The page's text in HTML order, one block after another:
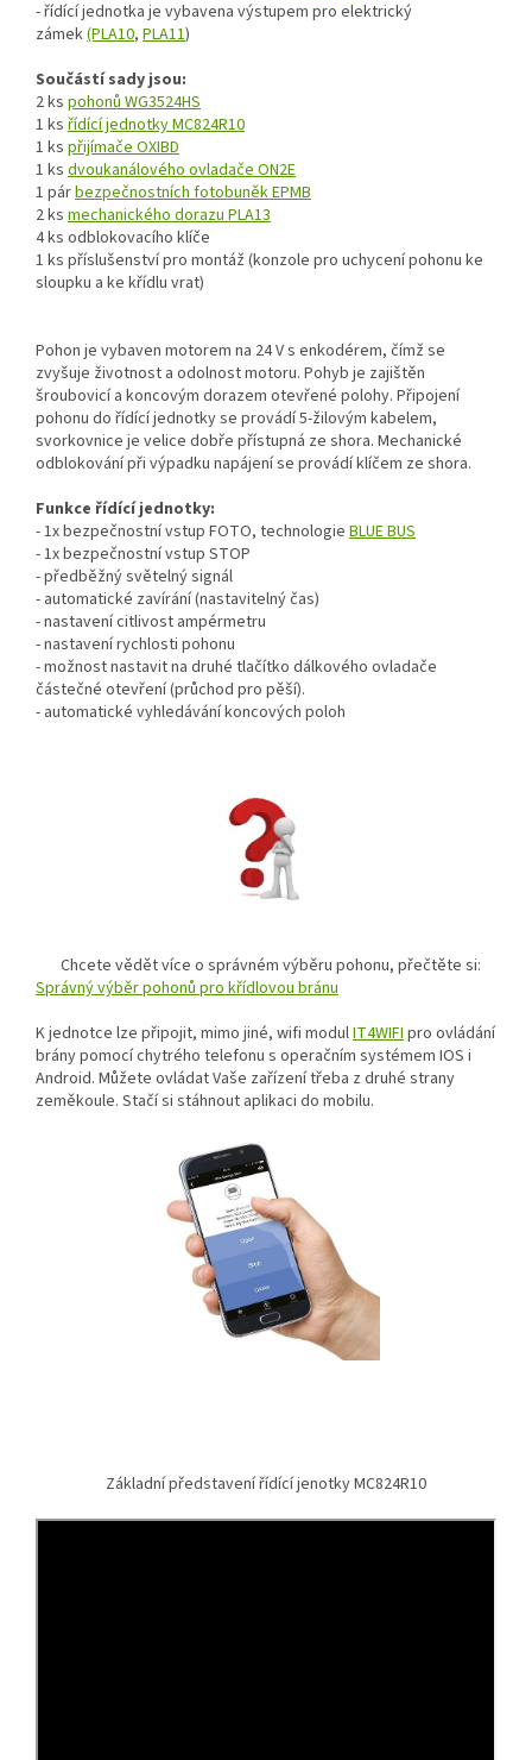
- řídící jednotka je vybavena výstupem pro elektrický
zámek(PLA10, PLA11)
Součástí sady jsou:
2 ks pohonů WG3524HS
1 ks řídící jednotky MC824R10
1 ks přijímače OXIBD
1 ks dvoukanálového ovladače ON2E
1 párbezpečnostních fotobuněk EPMB
2 ks mechanického dorazu PLA13
4 ks odblokovacího klíče
1 ks příslušenství pro montáž (konzole pro uchycení pohonu ke
sloupku a ke křídlu vrat)
Pohon je vybaven motorem na 24 V s enkodérem, čímž se
zvyšuje životnost a odolnost motoru. Pohyb je zajištěn
šroubovicí a koncovým dorazem otevřené polohy. Připojení
pohonu do řídící jednotky se provádí 5-žilovým kabelem,
svorkovnice je velice dobře přístupná ze shora. Mechanické
odblokování při výpadku napájení se provádí klíčem ze shora.
Funkce řídící jednotky:
- 1x bezpečnostní vstup FOTO, technologie BLUE BUS
- 1x bezpečnostní vstup STOP
- předběžný světelný signál
- automatické zavírání (nastavitelný čas)
- nastavení citlivost ampérmetru
- nastavení rychlosti pohonu
- možnost nastavit na druhé tlačítko dálkového ovladače
částečné otevření (průchod pro pěší).
- automatické vyhledávání koncových poloh
Chcete vědět více o správném výběru pohonu, přečtěte si:
Správný výběr pohonů pro křídlovou bránu
K jednotce lze připojit, mimo jiné, wifi modulIT4WIFIpro ovládání
brány pomocí chytrého telefonu s operačním systémem IOS i
Android. Můžete ovládat Vaše zařízení třeba z druhé strany
zeměkoule. Stačí si stáhnout aplikaci do mobilu.
Základní představení řídící jenotky MC824R10